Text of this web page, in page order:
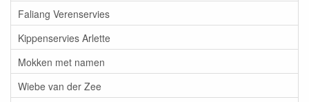
Faliang Verenservies
Kippenservies Arlette
Mokken met namen
Wiebe van der Zee